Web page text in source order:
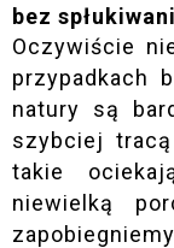
bez
Oczywiście
przypadkach
natury są
szybciej
takie
niewielką